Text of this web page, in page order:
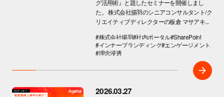
グ活用術』と題したセミナーを開催しまし
た。 株式会社揚羽のシニアコンサルタント/ク
リエイティブディレクターの板倉 マサアキ...
#株式会社揚羽#社内ポータル#SharePoint
#インナーブランディング#エンゲージメント
#理念浸透
2026.03.27